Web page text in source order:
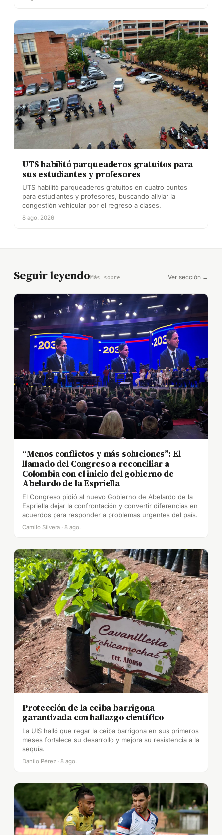
UTS habilitó parqueaderos gratuitos para
sus estudiantes y profesores
UTS habilitó parqueaderos gratuitos en cuatro puntos
para estudiantes y profesores, buscando aliviar la
congestión vehicular por el regreso a clases.
8 ago. 2026
Seguir leyendoMás sobre Ver sección →
“Menos conflictos y más soluciones”: El
llamado del Congreso a reconciliar a
Colombia con el inicio del gobierno de
Abelardo de la Espriella
El Congreso pidió al nuevo Gobierno de Abelardo de la
Espriella dejar la confrontación y convertir diferencias en
acuerdos para responder a problemas urgentes del país.
Camilo Silvera · 8 ago.
Protección de la ceiba barrigona
garantizada con hallazgo científico
La UIS halló que regar la ceiba barrigona en sus primeros
meses fortalece su desarrollo y mejora su resistencia a la
sequía.
Danilo Pérez · 8 ago.